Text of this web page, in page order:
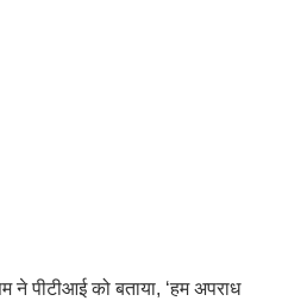
ने पीटीआई को बताया, ‘हम अपराध